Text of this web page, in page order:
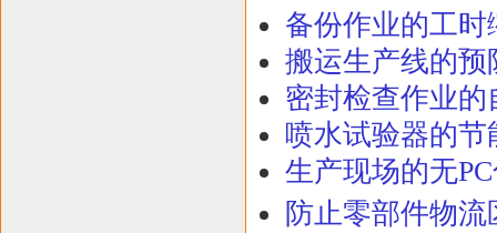
备份作业的工
搬运生产线的
密封检查作业
喷水试验器的
生产现场的无
防止零部件物